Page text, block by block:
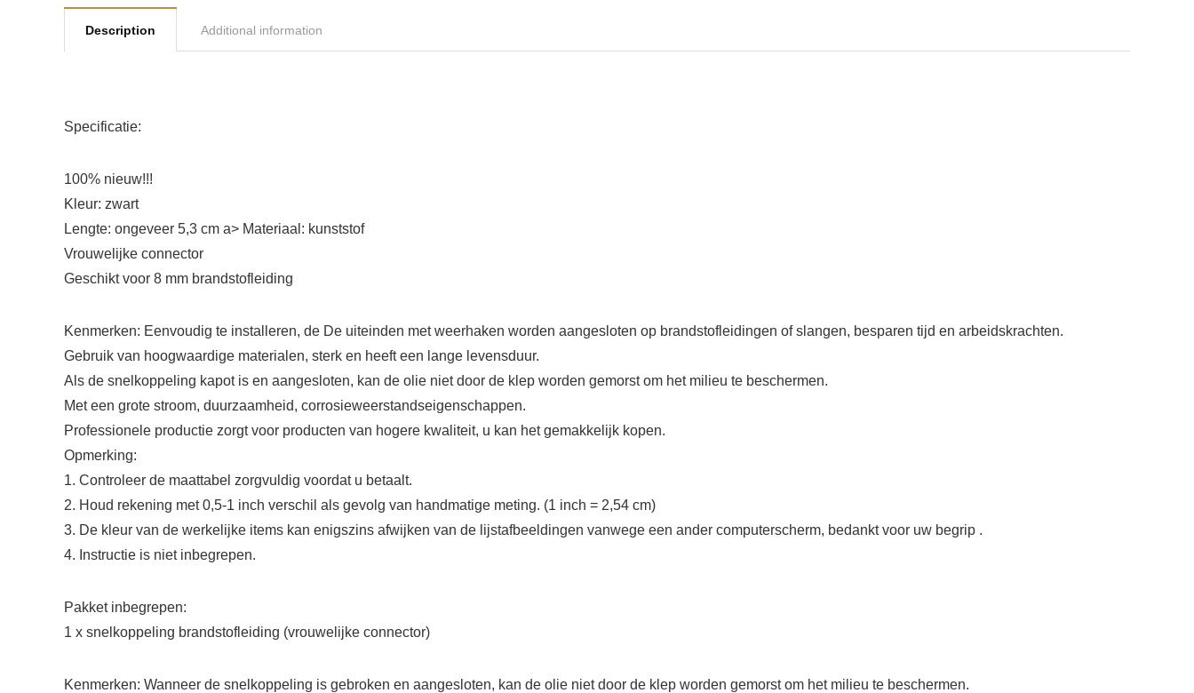
Description Additional information
Specificatie:
100% nieuw!!!
Kleur: zwart
Lengte: ongeveer 5,3 cm a> Materiaal: kunststof
Vrouwelijke connector
Geschikt voor 8 mm brandstofleiding
Kenmerken: Eenvoudig te installeren, de De uiteinden met weerhaken worden aangesloten op brandstofleidingen of slangen, besparen tijd en arbeidskrachten.
Gebruik van hoogwaardige materialen, sterk en heeft een lange levensduur.
Als de snelkoppeling kapot is en aangesloten, kan de olie niet door de klep worden gemorst om het milieu te beschermen.
Met een grote stroom, duurzaamheid, corrosieweerstandseigenschappen.
Professionele productie zorgt voor producten van hogere kwaliteit, u kan het gemakkelijk kopen.
Opmerking:
1. Controleer de maattabel zorgvuldig voordat u betaalt.
2. Houd rekening met 0,5-1 inch verschil als gevolg van handmatige meting. (1 inch = 2,54 cm)
3. De kleur van de werkelijke items kan enigszins afwijken van de lijstafbeeldingen vanwege een ander computerscherm, bedankt voor uw begrip .
4. Instructie is niet inbegrepen.
Pakket inbegrepen:
1 x snelkoppeling brandstofleiding (vrouwelijke connector)
Kenmerken: Wanneer de snelkoppeling is gebroken en aangesloten, kan de olie niet door de klep worden gemorst om het milieu te beschermen.